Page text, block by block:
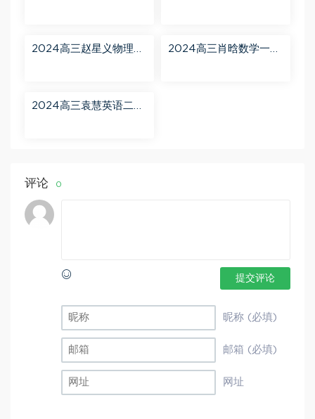
2024高三赵星义物理二
2024高三肖晗数学一轮
2024高三袁慧英语二轮
评论 0
提交评论
昵称 (必填)
邮箱 (必填)
网址